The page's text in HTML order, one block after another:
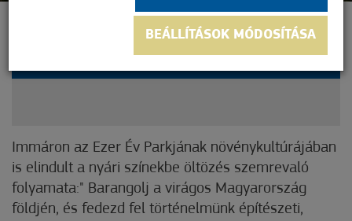
VIRÁGBA BORULT AZ EZER
ÉV PARKJA
Immáron az Ezer Év Parkjának növénykultúrájában
is elindult a nyári színekbe öltözés szemrevaló
folyamata:" Barangolj a virágos Magyarország
földjén, és fedezd fel történelmünk építészeti,
BEÁLLÍTÁSOK MÓDOSÍTÁSA